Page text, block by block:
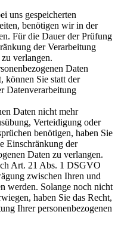
uns gespeicherten
benötigen wir in der
Für die Dauer der Prüfung
der Verarbeitung
verlangen.
Daten
können Sie statt der
Datenverarbeitung
Daten nicht mehr
Verteidigung oder
benötigen, haben Sie
Einschränkung der
Daten zu verlangen.
Art. 21 Abs. 1 DSGVO
zwischen Ihren und
werden. Solange noch nicht
haben Sie das Recht,
Ihrer personenbezogenen